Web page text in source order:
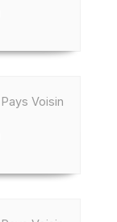
Pays Voisin